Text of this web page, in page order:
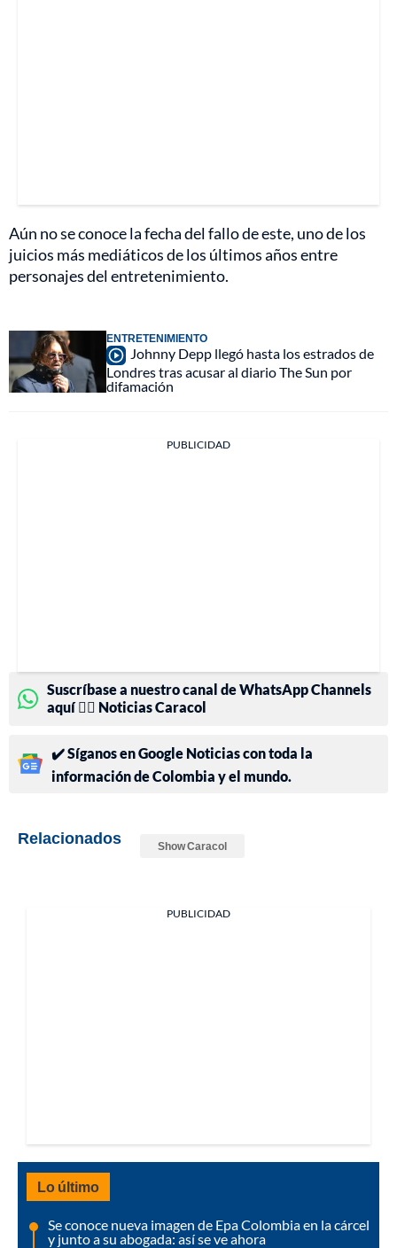
Aún no se conoce la fecha del fallo de este, uno de los
juicios más mediáticos de los últimos años entre
personajes del entretenimiento.
ENTRETENIMIENTO
Johnny Depp llegó hasta los estrados de
Londres tras acusar al diario The Sun por
difamación
PUBLICIDAD
Suscríbase a nuestro canal de WhatsApp Channels
aquí 👉🏻 Noticias Caracol
✔️ Síganos en Google Noticias con toda la
información de Colombia y el mundo.
Relacionados Show Caracol
PUBLICIDAD
Lo último
Se conoce nueva imagen de Epa Colombia en la cárcel
y junto a su abogada: así se ve ahora